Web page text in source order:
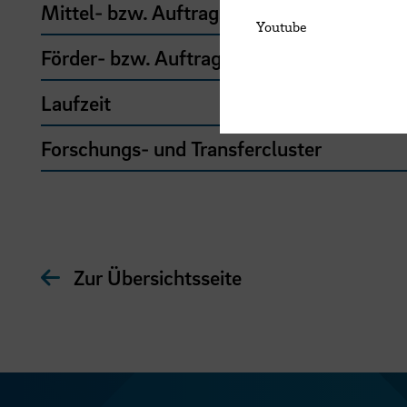
Mittel- bzw. Auftragsgeber
Förder- bzw. Auftragssumme
Laufzeit
Forschungs- und Transfercluster
Zur Übersichtsseite
Youtube